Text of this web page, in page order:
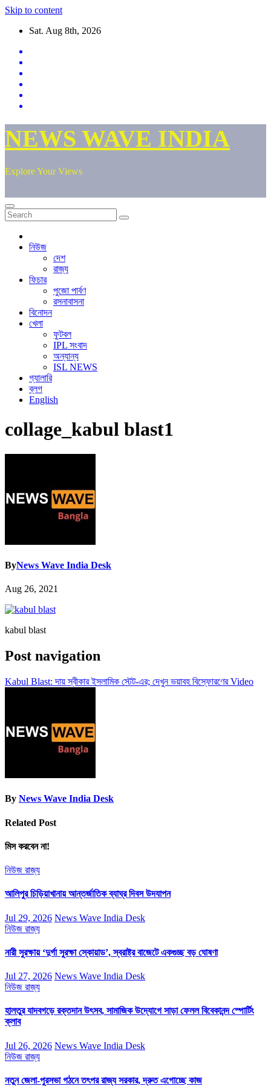
Skip to content
Sat. Aug 8th, 2026
NEWS WAVE INDIA
Explore Your Views
নিউজ
দেশ
রাজ্য
ফিচার
পুজো পার্বণ
রসনাবাসনা
বিনোদন
খেলা
ফুটবল
IPL সংবাদ
অন্যান্য
ISL NEWS
গ্যালারি
ব্লগ
English
collage_kabul blast1
ByNews Wave India Desk
Aug 26, 2021
kabul blast
Post navigation
Kabul Blast: দায় স্বীকার ইসলামিক স্টেট-এর; দেখুন ভয়াবহ বিস্ফোরণের Video
By News Wave India Desk
Related Post
মিস করবেন না!
নিউজ রাজ্য
আলিপুর চিড়িয়াখানায় আন্তর্জাতিক ব্যাঘ্র দিবস উদযাপন
Jul 29, 2026 News Wave India Desk
নিউজ রাজ্য
নারী সুরক্ষায় ‘দুর্গা সুরক্ষা স্কোয়াড’, স্বরাষ্ট্র বাজেটে একগুচ্ছ বড় ঘোষণা
Jul 27, 2026 News Wave India Desk
নিউজ রাজ্য
হালতুর যাদবগড়ে রক্তদান উৎসব, সামাজিক উদ্যোগে সাড়া ফেলল বিবেকানন্দ স্পোর্টিং
ক্লাব
Jul 26, 2026 News Wave India Desk
নিউজ রাজ্য
নতুন জেলা-পুরসভা গঠনে তৎপর রাজ্য সরকার, দ্রুত এগোচ্ছে কাজ